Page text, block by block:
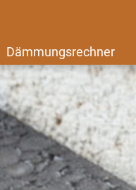
Dämmungsrechner